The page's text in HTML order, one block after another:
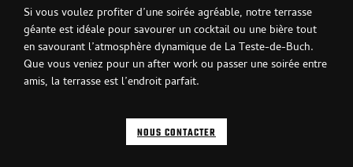
Si vous voulez profiter d’une soirée agréable, notre terrasse
géante est idéale pour savourer un cocktail ou une bière tout
en savourant l’atmosphère dynamique de La Teste-de-Buch.
Que vous veniez pour un after work ou passer une soirée entre
amis, la terrasse est l’endroit parfait.
NOUS CONTACTER